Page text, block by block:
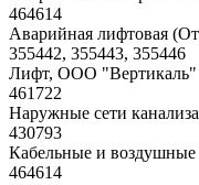
464614
Аварийная лифтовая
355442, 355443, 355446
Лифт, ООО "Вертикаль"
461722
Наружные сети
430793
Кабельные и воздушные
464614